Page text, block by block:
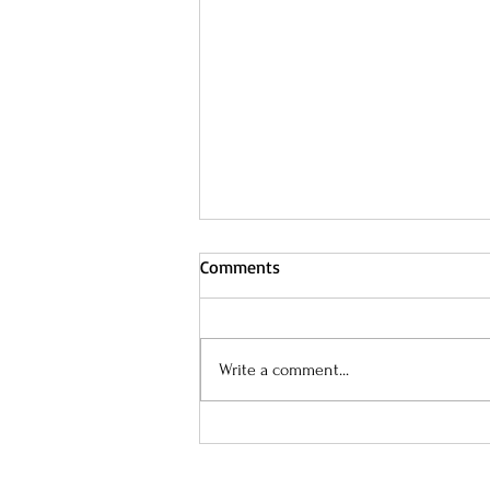
Comments
Write a comment...